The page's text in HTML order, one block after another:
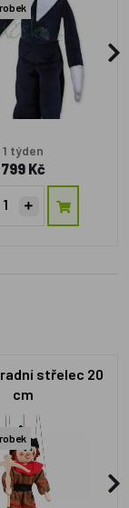
1 týden
799 Kč
střelec 20
cm